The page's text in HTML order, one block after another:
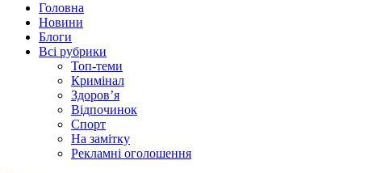
Головна
Новини
Блоги
Всі рубрики
Топ-теми
Кримінал
Здоров’я
Відпочинок
Спорт
На замітку
Рекламні оголошення